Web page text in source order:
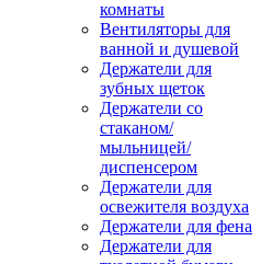
комнаты
Вентиляторы для
ванной и душевой
Держатели для
зубных щеток
Держатели со
стаканом/
мыльницей/
диспенсером
Держатели для
освежителя воздуха
Держатели для фена
Держатели для